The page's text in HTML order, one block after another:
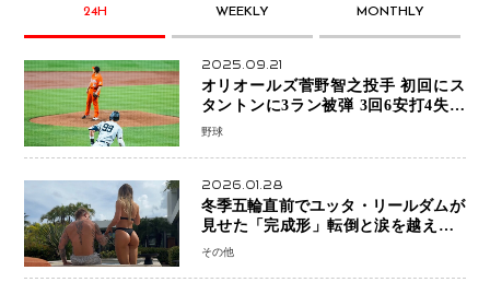
24H WEEKLY MONTHLY
2025.09.21
オリオールズ菅野智之投手 初回にス
タントンに3ラン被弾 3回6安打4失点
で降板
野球
2026.01.28
冬季五輪直前でユッタ・リールダムが
見せた「完成形」転倒と涙を越えて─
ミラノで金を狙うオランダ女王の現在
その他